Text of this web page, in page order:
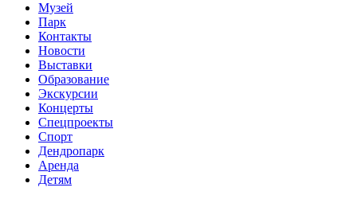
Музей
Парк
Контакты
Новости
Выставки
Образование
Экскурсии
Концерты
Спецпроекты
Спорт
Дендропарк
Аренда
Детям